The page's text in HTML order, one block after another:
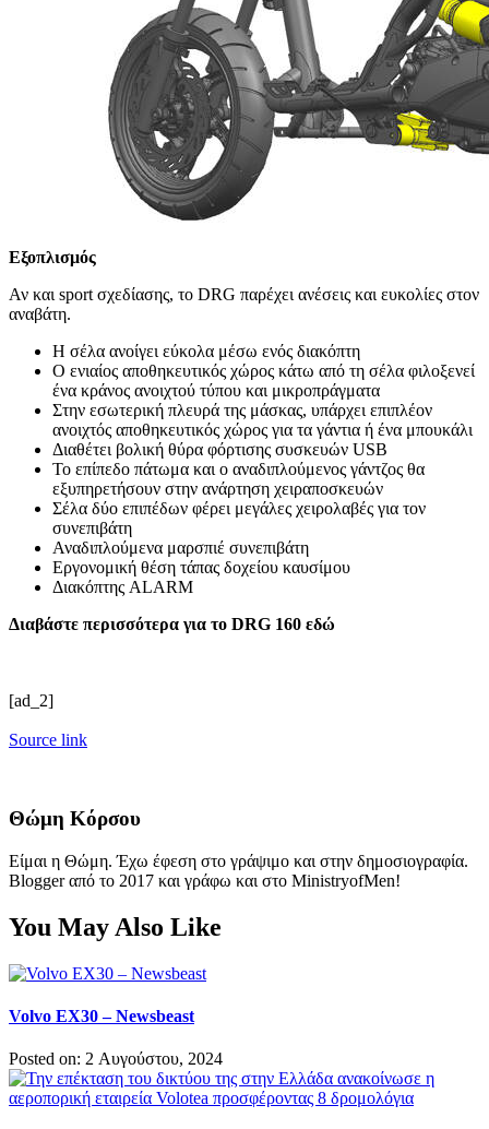
Εξοπλισμός
Αν και sport σχεδίασης, το DRG παρέχει ανέσεις και ευκολίες στον
αναβάτη.
Η σέλα ανοίγει εύκολα μέσω ενός διακόπτη
Ο ενιαίος αποθηκευτικός χώρος κάτω από τη σέλα φιλοξενεί
ένα κράνος ανοιχτού τύπου και μικροπράγματα
Στην εσωτερική πλευρά της μάσκας, υπάρχει επιπλέον
ανοιχτός αποθηκευτικός χώρος για τα γάντια ή ένα μπουκάλι
Διαθέτει βολική θύρα φόρτισης συσκευών USB
Το επίπεδο πάτωμα και ο αναδιπλούμενος γάντζος θα
εξυπηρετήσουν στην ανάρτηση χειραποσκευών
Σέλα δύο επιπέδων φέρει μεγάλες χειρολαβές για τον
συνεπιβάτη
Αναδιπλούμενα μαρσπιέ συνεπιβάτη
Εργονομική θέση τάπας δοχείου καυσίμου
Διακόπτης ALARM
Διαβάστε περισσότερα για το DRG 160 εδώ
[ad_2]
Source link
Θώμη Κόρσου
Είμαι η Θώμη. Έχω έφεση στο γράψιμο και στην δημοσιογραφία.
Blogger από το 2017 και γράφω και στο MinistryofMen!
You May Also Like
Volvo EX30 – Newsbeast
Posted on: 2 Αυγούστου, 2024